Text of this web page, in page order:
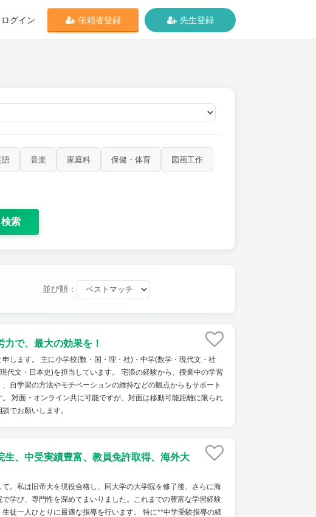
ログイン 依頼者登録 先生登録
語 音楽 家庭科 保健・体育 図画工作
検索
並び順：
力で、最大の効果を！
申します。 主に小学校(数・国・理・社)・中学(数学・現代文・社
代文・日本史)を担当しています。 宅浪の経験から、授業中の学習
、自学習の方法やモチベーションの維持などの観点からもサポート
。 対面・オンライン共に可能ですが、対面は移動可能距離に限られ
でお願いします。
生、中受実績豊富、教員免許取得、海外大
て。私は旧帝大を現役合格し、同大学の大学院を修了後、さらに海
で学び、専門性を深めてまいりました。これまでの豊富な学習経験
生徒一人ひとりに最適な指導を行います。 特に**中学受験指導の経